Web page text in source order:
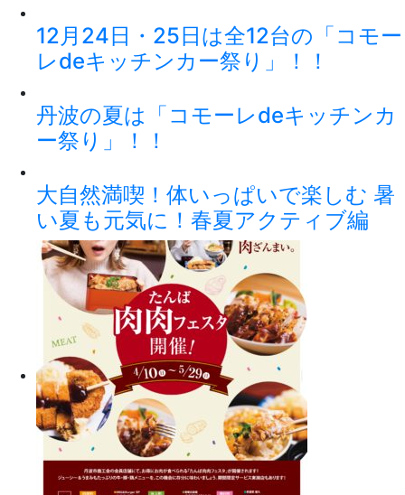
12月24日・25日は全12台の「コモー
レdeキッチンカー祭り」！！
丹波の夏は「コモーレdeキッチンカ
ー祭り」！！
大自然満喫！体いっぱいで楽しむ 暑
い夏も元気に！春夏アクティブ編